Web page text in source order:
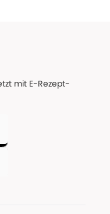
mit E-Rezept-